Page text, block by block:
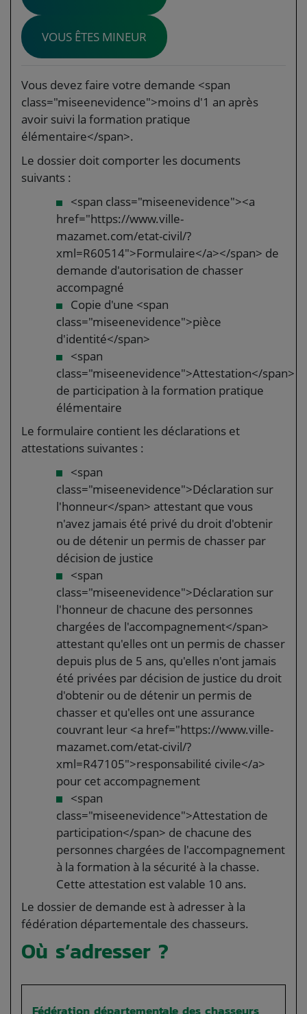
VOUS ÊTES MINEUR
Vous devez faire votre demande <span
class="miseenevidence">moins d'1 an après
avoir suivi la formation pratique
élémentaire</span>.
Le dossier doit comporter les documents
suivants :
<span class="miseenevidence"><a
href="https://www.ville-
mazamet.com/etat-civil/?
xml=R60514">Formulaire</a></span> de
demande d'autorisation de chasser
accompagné
Copie d'une <span
class="miseenevidence">pièce
d'identité</span>
<span
class="miseenevidence">Attestation</span>
de participation à la formation pratique
élémentaire
Le formulaire contient les déclarations et
attestations suivantes :
<span
class="miseenevidence">Déclaration sur
l'honneur</span> attestant que vous
n'avez jamais été privé du droit d'obtenir
ou de détenir un permis de chasser par
décision de justice
<span
class="miseenevidence">Déclaration sur
l'honneur de chacune des personnes
chargées de l'accompagnement</span>
attestant qu'elles ont un permis de chasser
depuis plus de 5 ans, qu'elles n'ont jamais
été privées par décision de justice du droit
d'obtenir ou de détenir un permis de
chasser et qu'elles ont une assurance
couvrant leur <a href="https://www.ville-
mazamet.com/etat-civil/?
xml=R47105">responsabilité civile</a>
pour cet accompagnement
<span
class="miseenevidence">Attestation de
participation</span> de chacune des
personnes chargées de l'accompagnement
à la formation à la sécurité à la chasse.
Cette attestation est valable 10 ans.
Le dossier de demande est à adresser à la
fédération départementale des chasseurs.
Où s’adresser ?